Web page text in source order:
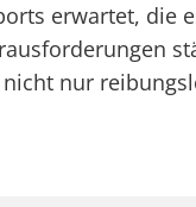
erwartet,
nur